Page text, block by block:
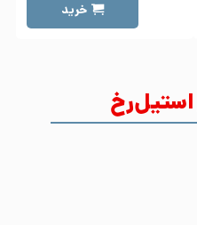
خرید
استیل‌رخ